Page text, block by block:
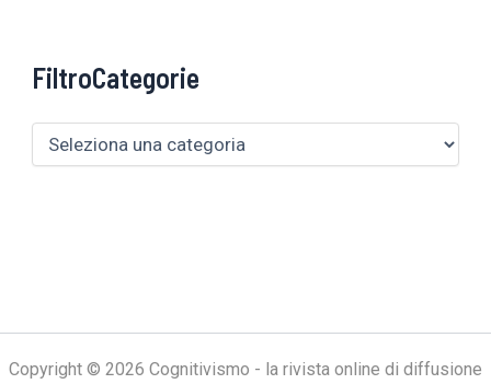
FiltroCategorie
Copyright © 2026 Cognitivismo - la rivista online di diffusione